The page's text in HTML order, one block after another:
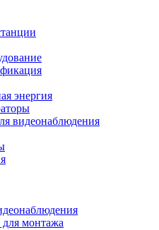
энергия
видеонаблюдения
монтажа